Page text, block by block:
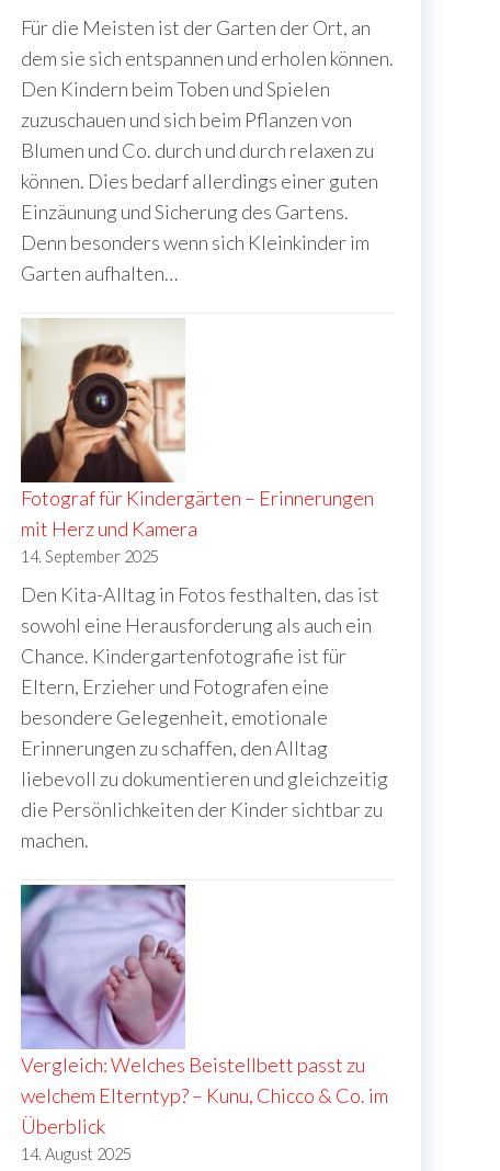
Für die Meisten ist der Garten der Ort, an
dem sie sich entspannen und erholen können.
Den Kindern beim Toben und Spielen
zuzuschauen und sich beim Pflanzen von
Blumen und Co. durch und durch relaxen zu
können. Dies bedarf allerdings einer guten
Einzäunung und Sicherung des Gartens.
Denn besonders wenn sich Kleinkinder im
Garten aufhalten…
Fotograf für Kindergärten – Erinnerungen
mit Herz und Kamera
14. September 2025
Den Kita-Alltag in Fotos festhalten, das ist
sowohl eine Herausforderung als auch ein
Chance. Kindergartenfotografie ist für
Eltern, Erzieher und Fotografen eine
besondere Gelegenheit, emotionale
Erinnerungen zu schaffen, den Alltag
liebevoll zu dokumentieren und gleichzeitig
die Persönlichkeiten der Kinder sichtbar zu
machen.
Vergleich: Welches Beistellbett passt zu
welchem Elterntyp? – Kunu, Chicco & Co. im
Überblick
14. August 2025